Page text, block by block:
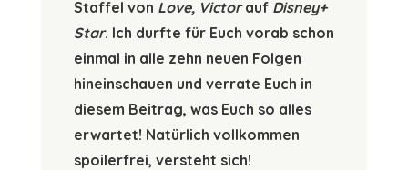
Staffel von Love, Victorauf Disney+
Star. Ich durfte für Euch vorab schon
einmal in alle zehn neuen Folgen
hineinschauen und verrate Euch in
diesem Beitrag, was Euch so alles
erwartet! Natürlich vollkommen
spoilerfrei, versteht sich!